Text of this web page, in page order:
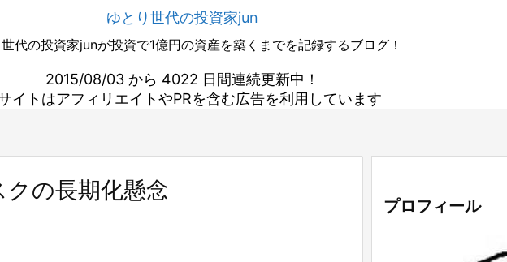
ゆとり世代の投資家jun
代の投資家junが投資で1億円の資産を築くまでを記録するブログ！
2015/08/03 から 4022 日間連続更新中！
イトはアフィリエイトやPRを含む広告を利用しています
の長期化懸念
プロフィール